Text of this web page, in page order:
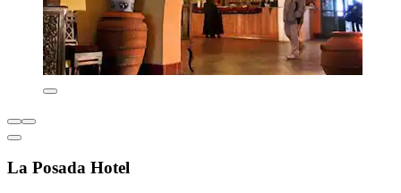
La Posada Hotel